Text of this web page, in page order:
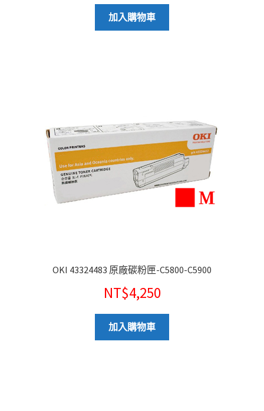
加入購物車
OKI 43324483 原廠碳粉匣-C5800-C5900
NT$4,250
加入購物車